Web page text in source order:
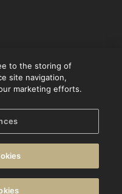
to the storing of
site navigation,
marketing efforts.